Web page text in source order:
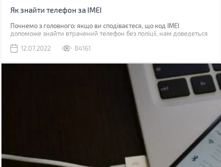
Як знайти телефон за IMEI
Почнемо з головного: якщо ви сподіваєтеся, що код IMEI
допоможе знайти втрачений телефон без поліції, нам доведеться
допоможе абсолютно. Якщо його вкрали, IMEI слід повідомити
12.07.2022 84161